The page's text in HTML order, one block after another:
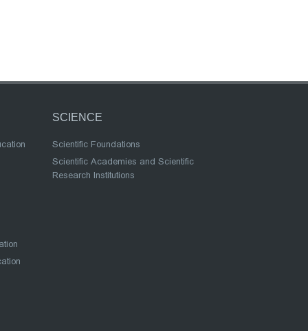
SCIENCE
Scientific Foundations
Scientific Academies and Scientific
Research Institutions